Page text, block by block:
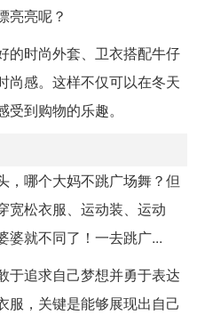
亮亮呢？
的时尚外套、卫衣搭配牛仔
尚感。这样不仅可以在冬天
到购物的乐趣。
，哪个大妈不跳广场舞？但
宽松衣服、运动装、运动
婆就不同了！一去跳广...
于追求自己梦想并勇于表达
服，关键是能够展现出自己